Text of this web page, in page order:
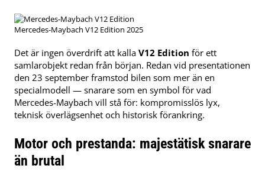
Mercedes-Maybach V12 Edition 2025
Det är ingen överdrift att kalla V12 Edition för ett
samlarobjekt redan från början. Redan vid presentationen
den 23 september framstod bilen som mer än en
specialmodell — snarare som en symbol för vad
Mercedes-Maybach vill stå för: kompromisslös lyx,
teknisk överlägsenhet och historisk förankring.
Motor och prestanda: majestätisk snarare
än brutal